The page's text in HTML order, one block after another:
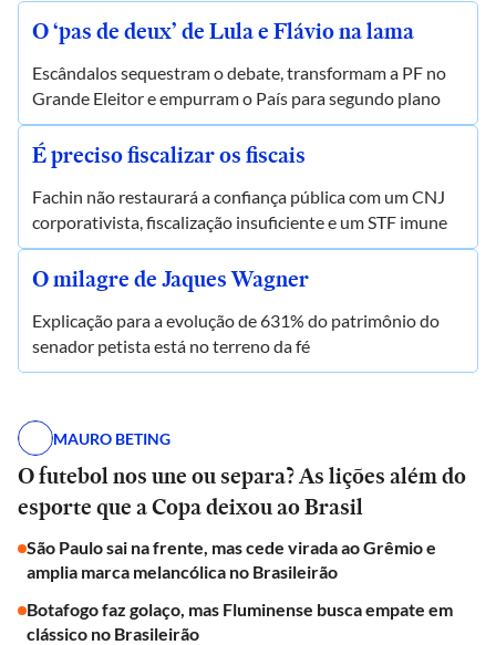
O ‘pas de deux’ de Lula e Flávio na lama
Escândalos sequestram o debate, transformam a PF no
Grande Eleitor e empurram o País para segundo plano
É preciso fiscalizar os fiscais
Fachin não restaurará a confiança pública com um CNJ
corporativista, fiscalização insuficiente e um STF imune
O milagre de Jaques Wagner
Explicação para a evolução de 631% do patrimônio do
senador petista está no terreno da fé
MAURO BETING
O futebol nos une ou separa? As lições além do
esporte que a Copa deixou ao Brasil
São Paulo sai na frente, mas cede virada ao Grêmio e
amplia marca melancólica no Brasileirão
Botafogo faz golaço, mas Fluminense busca empate em
clássico no Brasileirão